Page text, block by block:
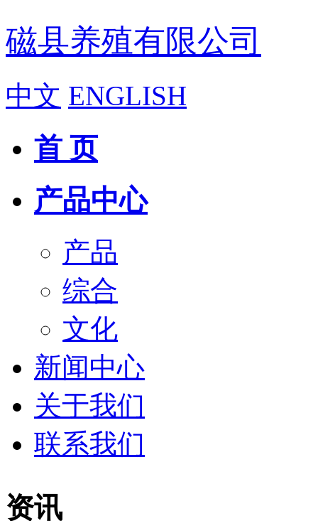
磁县养殖有限公司
中文 ENGLISH
首 页
产品中心
产品
综合
文化
新闻中心
关于我们
联系我们
资讯